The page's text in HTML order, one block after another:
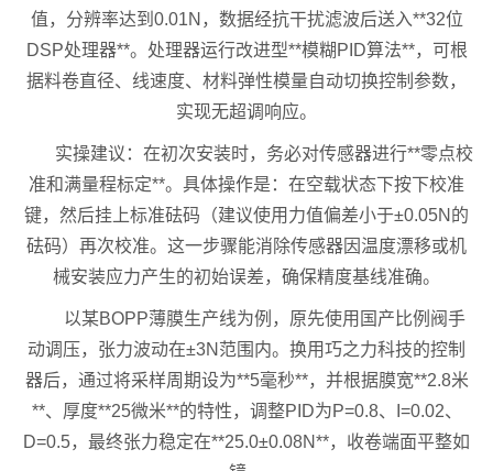
值，分辨率达到0.01N，数据经抗干扰滤波后送入**32位
DSP处理器**。处理器运行改进型**模糊PID算法**，可根
据料卷直径、线速度、材料弹性模量自动切换控制参数，
实现无超调响应。
实操建议：在初次安装时，务必对传感器进行**零点校
准和满量程标定**。具体操作是：在空载状态下按下校准
键，然后挂上标准砝码（建议使用力值偏差小于±0.05N的
砝码）再次校准。这一步骤能消除传感器因温度漂移或机
械安装应力产生的初始误差，确保精度基线准确。
以某BOPP薄膜生产线为例，原先使用国产比例阀手
动调压，张力波动在±3N范围内。换用巧之力科技的控制
器后，通过将采样周期设为**5毫秒**，并根据膜宽**2.8米
**、厚度**25微米**的特性，调整PID为P=0.8、I=0.02、
D=0.5，最终张力稳定在**25.0±0.08N**，收卷端面平整如